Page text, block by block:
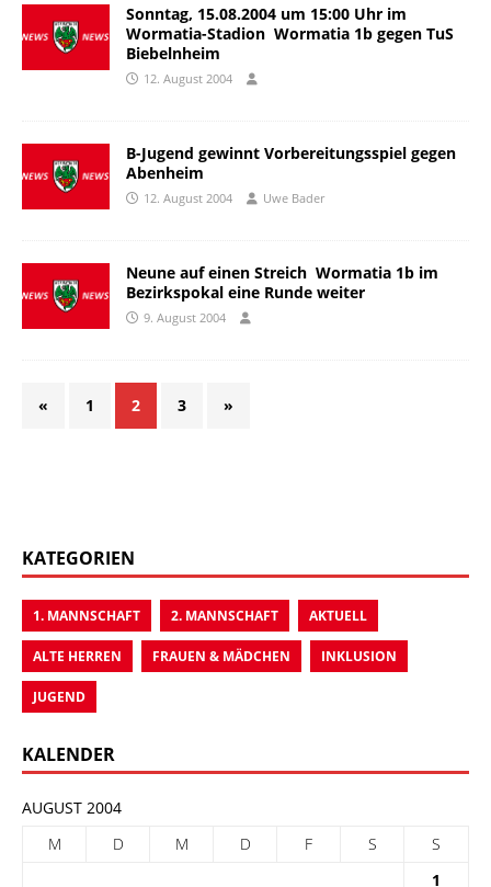
Sonntag, 15.08.2004 um 15:00 Uhr im
Wormatia-Stadion  Wormatia 1b gegen TuS
Biebelnheim
12. August 2004
B-Jugend gewinnt Vorbereitungsspiel gegen
Abenheim
12. August 2004 Uwe Bader
Neune auf einen Streich  Wormatia 1b im
Bezirkspokal eine Runde weiter
9. August 2004
« 1 2 3 »
KATEGORIEN
1. MANNSCHAFT 2. MANNSCHAFT AKTUELL
ALTE HERREN FRAUEN & MÄDCHEN INKLUSION
JUGEND
KALENDER
AUGUST 2004
M
D M D F S
S
1